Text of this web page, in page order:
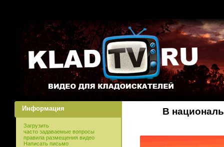
Информация
Загрузить
часто задаваемые вопросы
правила размещения видео
Написать письмо
В